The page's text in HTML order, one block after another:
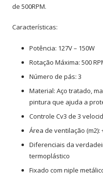
de 500RPM.
Características:
Potência: 127V – 150W
Rotação Máxima: 500
Número de pás: 3
Material: Aço tratado,
pintura que ajuda a
Controle Cv3 de 3
Área de ventilação (m2):
Diferenciais da
termoplástico
Fixado com niple